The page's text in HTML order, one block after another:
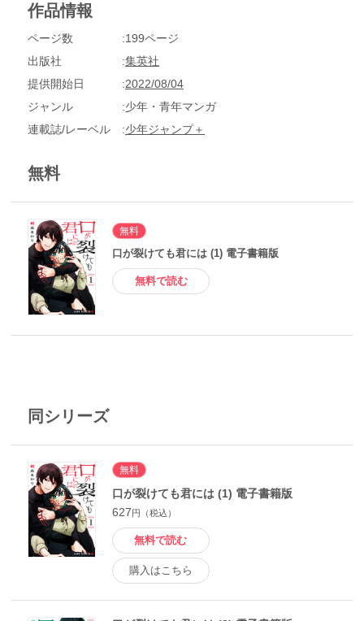
が紐解かれる。恐怖に落としたい口裂け女×恋に落としたい男
作品情報
ページ数
199ページ
出版社
集英社
提供開始日
2022/08/04
ジャンル
少年・青年マンガ
連載誌/レーベル
少年ジャンプ＋
無料
無料
口が裂けても君には (1) 電子書籍版
無料で読む
同シリーズ
無料
口が裂けても君には (1) 電子書籍版
627円（税込）
無料で読む
購入はこちら